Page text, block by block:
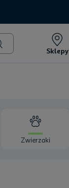
Sklepy
Zwierzaki